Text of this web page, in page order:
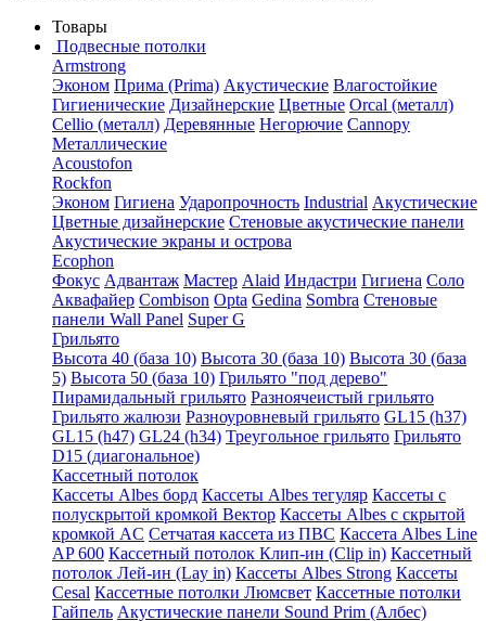
Товары
Подвесные потолки
Armstrong
Эконом Прима (Prima) Акустические Влагостойкие
Гигиенические Дизайнерские Цветные Orcal (металл)
Cellio (металл) Деревянные Негорючие Cannopy
Металлические
Acoustofon
Rockfon
Эконом Гигиена Ударопрочность Industrial Акустические
Цветные дизайнерские Стеновые акустические панели
Акустические экраны и острова
Ecophon
Фокус Адвантаж Мастер Alaid Индастри Гигиена Соло
Аквафайер Combison Opta Gedina Sombra Стеновые
панели Wall Panel Super G
Грильято
Высота 40 (база 10) Высота 30 (база 10) Высота 30 (база
5) Высота 50 (база 10) Грильято "под дерево"
Пирамидальный грильято Разноячеистый грильято
Грильято жалюзи Разноуровневый грильято GL15 (h37)
GL15 (h47) GL24 (h34) Треугольное грильято Грильято
D15 (диагональное)
Кассетный потолок
Кассеты Albes борд Кассеты Albes тегуляр Кассеты с
полускрытой кромкой Вектор Кассеты Albes с скрытой
кромкой AC Сетчатая кассета из ПВС Кассета Albes Line
AP 600 Кассетный потолок Клип-ин (Clip in) Кассетный
потолок Лей-ин (Lay in) Кассеты Albes Strong Кассеты
Cesal Кассетные потолки Люмсвет Кассетные потолки
Гайпель Акустические панели Sound Prim (Албес)